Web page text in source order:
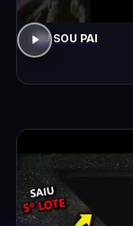
EU SOU PAI